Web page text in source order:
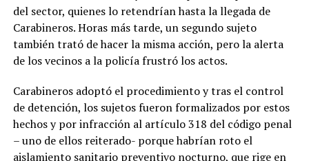
del sector, quienes lo retendrían hasta la llegada de
Carabineros. Horas más tarde, un segundo sujeto
también trató de hacer la misma acción, pero la alerta
de los vecinos a la policía frustró los actos.
Carabineros adoptó el procedimiento y tras el control
de detención, los sujetos fueron formalizados por estos
hechos y por infracción al artículo 318 del código penal
– uno de ellos reiterado- porque habrían roto el
aislamiento sanitario preventivo nocturno, que rige en